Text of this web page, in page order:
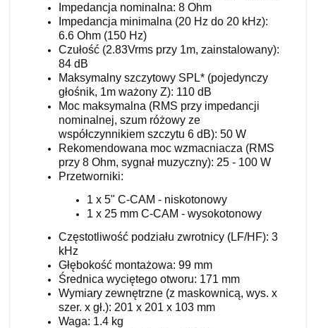
Impedancja nominalna: 8 Ohm
Impedancja minimalna (20 Hz do 20 kHz):
6.6 Ohm (150 Hz)
Czułość (2.83Vrms przy 1m, zainstalowany):
84 dB
Maksymalny szczytowy SPL* (pojedynczy
głośnik, 1m ważony Z): 110 dB
Moc maksymalna (RMS przy impedancji
nominalnej, szum różowy ze
współczynnikiem szczytu 6 dB): 50 W
Rekomendowana moc wzmacniacza (RMS
przy 8 Ohm, sygnał muzyczny): 25 - 100 W
Przetworniki:
1 x 5" C-CAM - niskotonowy
1 x 25 mm C-CAM - wysokotonowy
Częstotliwość podziału zwrotnicy (LF/HF): 3
kHz
Głębokość montażowa: 99 mm
Średnica wyciętego otworu: 171 mm
Wymiary zewnętrzne (z maskownicą, wys. x
szer. x gł.): 201 x 201 x 103 mm
Waga: 1.4 kg